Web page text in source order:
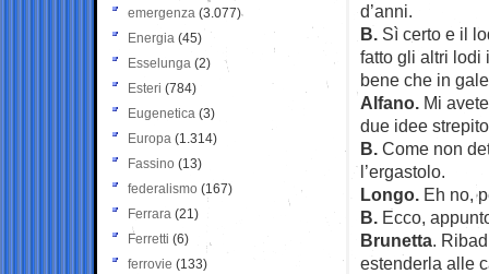
d’anni.
B. Sì certo e il
fatto gli altri lodi
bene che in
Alfano. Mi
due idee
B. Come non
l’ergastolo.
Longo. Eh no,
B. Ecco,
Brunetta.
estenderla alle
emergenza (3.077)
Energia (45)
Esselunga (2)
Esteri (784)
Eugenetica (3)
Europa (1.314)
Fassino (13)
federalismo (167)
Ferrara (21)
Ferretti (6)
ferrovie (133)